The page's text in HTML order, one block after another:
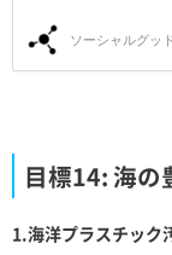
目標14: 海の
1.海洋プラスチック